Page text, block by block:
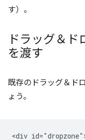
す）。
ドラッグ＆ド
を渡す
既存のドラッグ＆ド
ょう。